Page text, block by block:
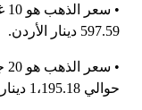
597.59 دينار الأردن.
حوالي 1،195.18 دينار الأردن.